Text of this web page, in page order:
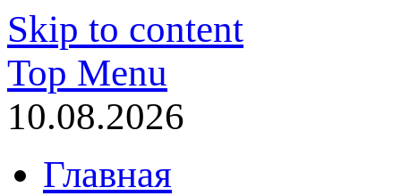
Skip to content
Top Menu
10.08.2026
Главная